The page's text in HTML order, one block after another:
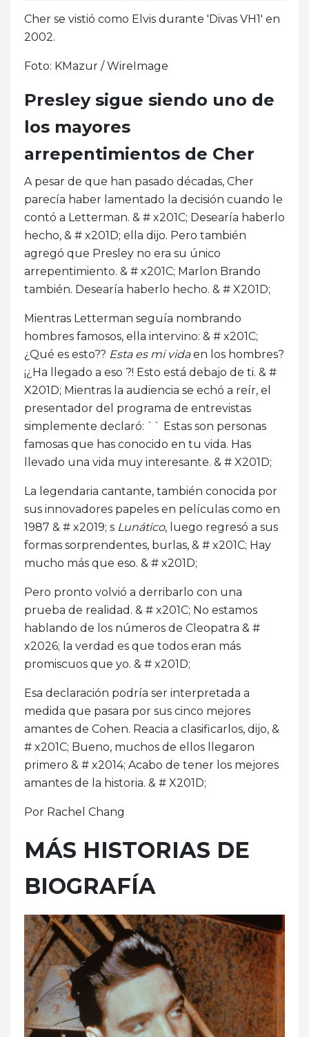
Cher se vistió como Elvis durante 'Divas VH1' en
2002.
Foto: KMazur / WireImage
Presley sigue siendo uno de
los mayores
arrepentimientos de Cher
A pesar de que han pasado décadas, Cher
parecía haber lamentado la decisión cuando le
contó a Letterman. & # x201C; Desearía haberlo
hecho, & # x201D; ella dijo. Pero también
agregó que Presley no era su único
arrepentimiento. & # x201C; Marlon Brando
también. Desearía haberlo hecho. & # X201D;
Mientras Letterman seguía nombrando
hombres famosos, ella intervino: & # x201C;
¿Qué es esto?? Esta es mi vidaen los hombres?
¡¿Ha llegado a eso ?! Esto está debajo de ti. & #
X201D; Mientras la audiencia se echó a reír, el
presentador del programa de entrevistas
simplemente declaró: `` Estas son personas
famosas que has conocido en tu vida. Has
llevado una vida muy interesante. & # X201D;
La legendaria cantante, también conocida por
sus innovadores papeles en películas como en
1987 & # x2019; s Lunático, luego regresó a sus
formas sorprendentes, burlas, & # x201C; Hay
mucho más que eso. & # x201D;
Pero pronto volvió a derribarlo con una
prueba de realidad. & # x201C; No estamos
hablando de los números de Cleopatra & #
x2026; la verdad es que todos eran más
promiscuos que yo. & # x201D;
Esa declaración podría ser interpretada a
medida que pasara por sus cinco mejores
amantes de Cohen. Reacia a clasificarlos, dijo, &
# x201C; Bueno, muchos de ellos llegaron
primero & # x2014; Acabo de tener los mejores
amantes de la historia. & # X201D;
Por Rachel Chang
MÁS HISTORIAS DE
BIOGRAFÍA